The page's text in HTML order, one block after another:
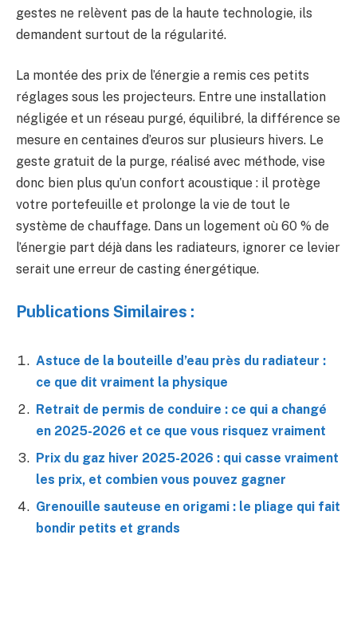
gestes ne relèvent pas de la haute technologie, ils
demandent surtout de la régularité.
La montée des prix de l’énergie a remis ces petits
réglages sous les projecteurs. Entre une installation
négligée et un réseau purgé, équilibré, la différence se
mesure en centaines d’euros sur plusieurs hivers. Le
geste gratuit de la purge, réalisé avec méthode, vise
donc bien plus qu’un confort acoustique : il protège
votre portefeuille et prolonge la vie de tout le
système de chauffage. Dans un logement où 60 % de
l’énergie part déjà dans les radiateurs, ignorer ce levier
serait une erreur de casting énergétique.
Publications Similaires :
Astuce de la bouteille d’eau près du radiateur :
ce que dit vraiment la physique
Retrait de permis de conduire : ce qui a changé
en 2025-2026 et ce que vous risquez vraiment
Prix du gaz hiver 2025-2026 : qui casse vraiment
les prix, et combien vous pouvez gagner
Grenouille sauteuse en origami : le pliage qui fait
bondir petits et grands